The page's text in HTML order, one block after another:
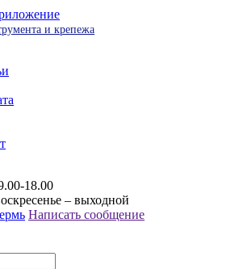
и крепежа
18.00
– выходной
Написать сообщение